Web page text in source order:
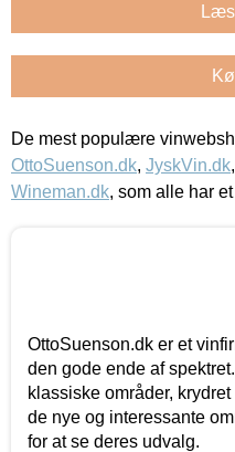
De mest populære
OttoSuenson.dk, JyskVin.dk,
Wineman.dk, som alle har
OttoSuenson.dk er et
den gode ende af
klassiske områder,
de nye og interessante
for at se deres udvalg.